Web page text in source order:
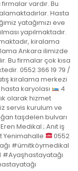
vardır. Bu
Hasta
yatağımızı eve
yapılmaktadır.
kiralama
Ankara ilimizde
Bu firmalar çok kısa
0552 366 19 79 /
kiralama merkezi
karyolası
4
olarak hizmet
servis kurulum ve
taşdelen bulvarı
Eren Medikal ; Anıt iş
Yenimahalle
0552
#ümitköymedikal